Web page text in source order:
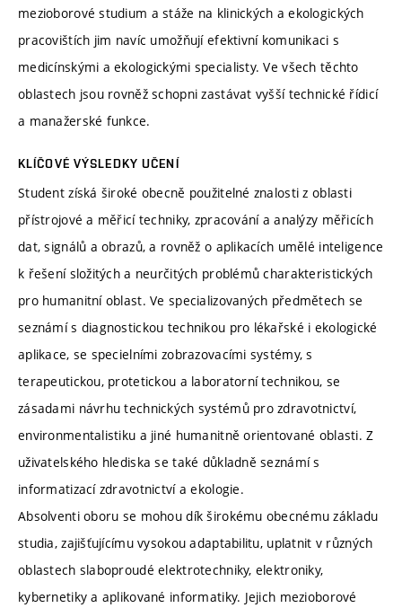
mezioborové studium a stáže na klinických a ekologických
pracovištích jim navíc umožňují efektivní komunikaci s
medicínskými a ekologickými specialisty. Ve všech těchto
oblastech jsou rovněž schopni zastávat vyšší technické řídicí
a manažerské funkce.
KLÍČOVÉ VÝSLEDKY UČENÍ
Student získá široké obecně použitelné znalosti z oblasti
přístrojové a měřicí techniky, zpracování a analýzy měřicích
dat, signálů a obrazů, a rovněž o aplikacích umělé inteligence
k řešení složitých a neurčitých problémů charakteristických
pro humanitní oblast. Ve specializovaných předmětech se
seznámí s diagnostickou technikou pro lékařské i ekologické
aplikace, se specielními zobrazovacími systémy, s
terapeutickou, protetickou a laboratorní technikou, se
zásadami návrhu technických systémů pro zdravotnictví,
environmentalistiku a jiné humanitně orientované oblasti. Z
uživatelského hlediska se také důkladně seznámí s
informatizací zdravotnictví a ekologie.
Absolventi oboru se mohou dík širokému obecnému základu
studia, zajišťujícímu vysokou adaptabilitu, uplatnit v různých
oblastech slaboproudé elektrotechniky, elektroniky,
kybernetiky a aplikované informatiky. Jejich mezioborové